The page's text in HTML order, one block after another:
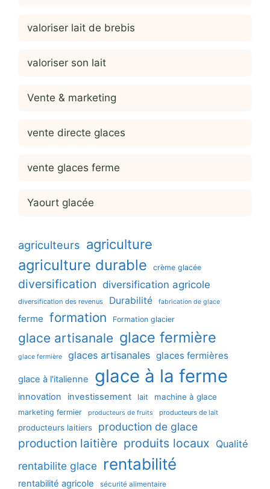
valoriser lait de brebis
valoriser son lait
Vente & marketing
vente directe glaces
vente glaces ferme
Yaourt glacée
agriculteurs agriculture
agriculture durable crème glacée
diversification diversification agricole
diversification des revenus Durabilité fabrication de glace
ferme formation Formation glacier
glace artisanale glace fermière
glace fermière glaces artisanales glaces fermières
glace à l'italienne glace à la ferme
innovation investissement lait machine à glace
marketing fermier producteurs de fruits producteurs de lait
producteurs laitiers production de glace
production laitière produits locaux Qualité
rentabilite glace rentabilité
rentabilité agricole sécurité alimentaire